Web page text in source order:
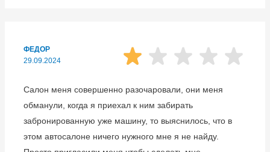
ФЕДОР
29.09.2024
Салон меня совершенно разочаровали, они меня
обманули, когда я приехал к ним забирать
забронированную уже машину, то выяснилось, что в
этом автосалоне ничего нужного мне я не найду.